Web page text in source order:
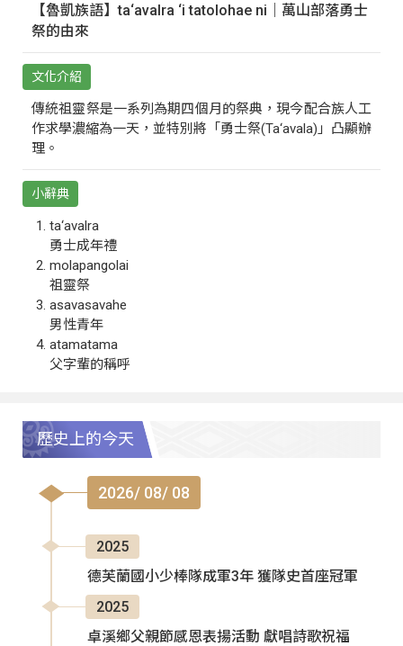
【魯凱族語】ta‘avalra ‘i tatolohae ni｜萬山部落勇士
祭的由來
文化介紹
傳統祖靈祭是一系列為期四個月的祭典，現今配合族人工
作求學濃縮為一天，並特別將「勇士祭(Ta‘avala)」凸顯辦
理。
小辭典
ta‘avalra
勇士成年禮
molapangolai
祖靈祭
asavasavahe
男性青年
atamatama
父字輩的稱呼
歷史上的今天
2026/ 08/ 08
2025
德芙蘭國小少棒隊成軍3年 獲隊史首座冠軍
2025
卓溪鄉父親節感恩表揚活動 獻唱詩歌祝福